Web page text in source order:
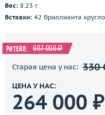
Вес: 8.23 г
Вставки: 42 бриллианта
Ритейл: 607 000 ₽
Старая цена у нас: 330
ЦЕНА У НАС:
264 000 ₽